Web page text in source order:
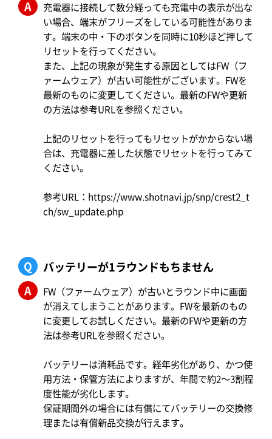
A
充電器に接続して数分経っても充電中の表示が出な
い場合、端末がフリーズをしている可能性がありま
す。端末の中・下のボタンを同時に10秒ほど押して
リセットを行ってください。
また、上記の現象が発生する原因としてはFW（フ
ァームウェア）が古い可能性がございます。FWを
最新のものに変更してください。最新のFWや更新
の方法は参考URLを参照ください。
上記のリセットを行ってもリセットがかからない場
合は、充電器に差した状態でリセットを行ってみて
ください。
参考URL： https://www.shotnavi.jp/snp/crest2_t
ch/sw_update.php
Q
バッテリーが1ラウンドもちません
A
FW（ファームウェア）が古いとラウンド中に画面
が消えてしまうことがあります。FWを最新のもの
に変更してお試しください。最新のFWや更新の方
法は参考URLを参照ください。
バッテリーは消耗品です。経年劣化があり、かつ使
用方法・保管方法によりますが、年間で約2〜3割程
度性能が劣化します。
保証期間外の場合には有償にてバッテリーの交換修
理または有償新品交換が行えます。